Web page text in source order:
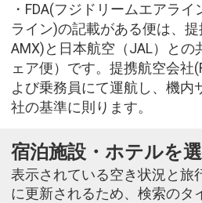
・FDA(フジドリームエアラ
ライン)の記載がある便は、提
AMX)と日本航空（JAL）との
ェア便）です。提携航空会社
よび乗務員にて運航し、機内
社の基準に則ります。
宿泊施設・ホテルを
表示されている空き状況と旅
に更新されるため、検索のタ